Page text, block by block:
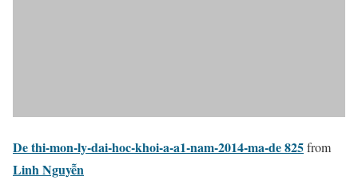
De thi-mon-ly-dai-hoc-khoi-a-a1-nam-2014-ma-de 825from
Linh Nguyễn